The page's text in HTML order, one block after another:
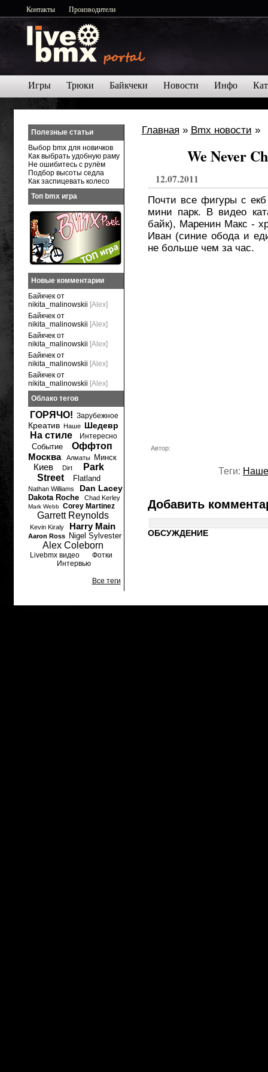
Контакты Производители
Игры Трюки Байкчеки Новости Инфо
Главная » Bmx новости »
We Never
12.07.2011
Почти все фигуры с
мини парк. В видео
байк), Маренин Макс -
Иван (синие обода и
не больше чем за час.
Автор:
Теги: Наше
Добавить
ОБСУЖДЕНИЕ
Полезные статьи
Выбор bmx для новичков
Как выбрать удобную раму
Не ошибитесь с рулём
Подбор высоты седла
Как заспицевать колесо
Топ bmx игра
Новые комментарии
Байкчек от
nikita_malinowskii [Alex]
Байкчек от
nikita_malinowskii [Alex]
Байкчек от
nikita_malinowskii [Alex]
Байкчек от
nikita_malinowskii [Alex]
Байкчек от
nikita_malinowskii [Alex]
Облако тегов
ГОРЯЧО! Зарубежное
Креатив Наше Шедевр
На стиле Интересно
Событие
Оффтоп
Москва
Алматы Минск
Киев Dirt
Park
Street
Flatland
Nathan Williams Dan Lacey
Dakota Roche Chad Kerley
Mark Webb Corey Martinez
Garrett Reynolds
Kevin Kiraly Harry Main
Aaron Ross Nigel Sylvester
Alex Coleborn
Livebmx видео
Фотки
Интервью
Все теги